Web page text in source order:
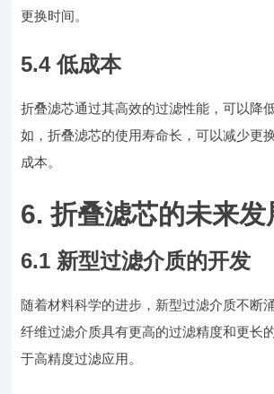
更换时间。
5.4 低成本
折叠滤芯通过其高效的过滤性能，可以降
如，折叠滤芯的使用寿命长，可以减少更
成本。
6. 折叠滤芯的未来发
6.1 新型过滤介质的开发
随着材料科学的进步，新型过滤介质不断
纤维过滤介质具有更高的过滤精度和更长
于高精度过滤应用。